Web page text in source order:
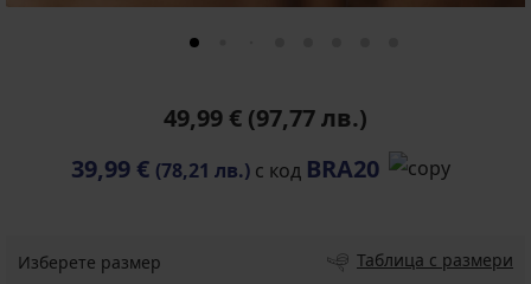
49,99 € (97,77 лв.)
39,99 € (78,21 лв.) с код BRA20
Изберете размер Таблица с размери